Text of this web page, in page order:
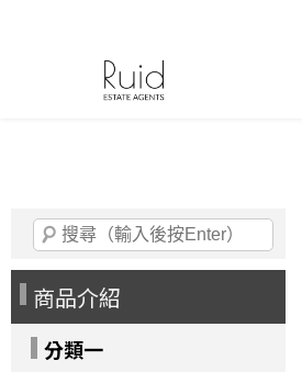
商品介紹
分類一